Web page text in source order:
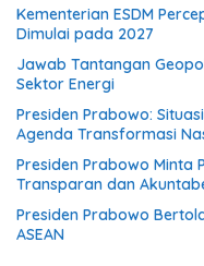
Kementerian ESDM
Dimulai pada 2027
Jawab Tantangan
Sektor Energi
Presiden Prabowo:
Agenda Transformasi
Presiden Prabowo Minta
Transparan dan
Presiden Prabowo
ASEAN